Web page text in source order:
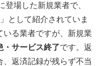
登場した新規業者で、
として紹介されていま
る業者ですが、新規業
・サービス終了です。返
返済記録が残らず不当